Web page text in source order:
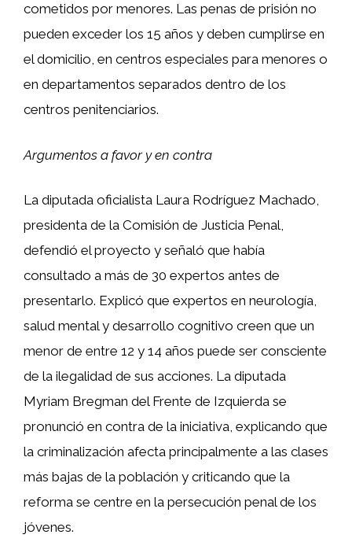
cometidos por menores. Las penas de prisión no
pueden exceder los 15 años y deben cumplirse en
el domicilio, en centros especiales para menores o
en departamentos separados dentro de los
centros penitenciarios.
Argumentos a favor y en contra
La diputada oficialista Laura Rodríguez Machado,
presidenta de la Comisión de Justicia Penal,
defendió el proyecto y señaló que había
consultado a más de 30 expertos antes de
presentarlo. Explicó que expertos en neurología,
salud mental y desarrollo cognitivo creen que un
menor de entre 12 y 14 años puede ser consciente
de la ilegalidad de sus acciones. La diputada
Myriam Bregman del Frente de Izquierda se
pronunció en contra de la iniciativa, explicando que
la criminalización afecta principalmente a las clases
más bajas de la población y criticando que la
reforma se centre en la persecución penal de los
jóvenes.